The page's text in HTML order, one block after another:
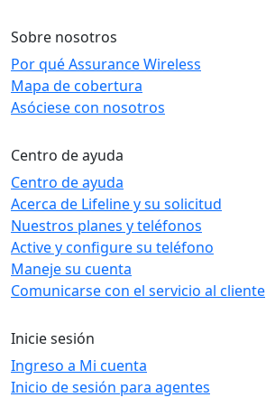
Sobre nosotros
Por qué Assurance Wireless
Mapa de cobertura
Asóciese con nosotros
Centro de ayuda
Centro de ayuda
Acerca de Lifeline y su solicitud
Nuestros planes y teléfonos
Active y configure su teléfono
Maneje su cuenta
Comunicarse con el servicio al cliente
Inicie sesión
Ingreso a Mi cuenta
Inicio de sesión para agentes